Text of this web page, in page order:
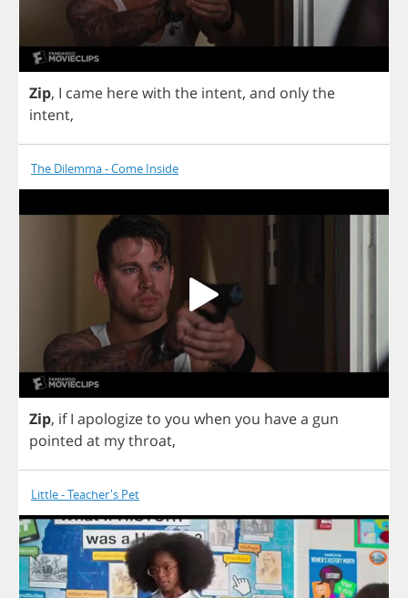
Zip, I came herewith the intent, and onlythe
intent,
The Dilemma - Come Inside
Zip, if I apologizeto you when you havea gun
pointed at mythroat,
Little - Teacher's Pet